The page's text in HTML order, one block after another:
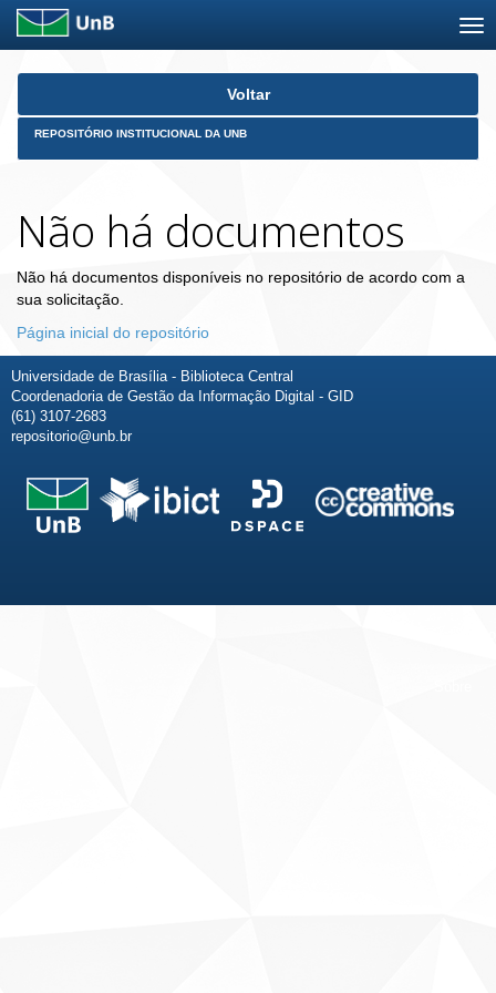
Skip
Voltar
REPOSITÓRIO INSTITUCIONAL DA UNB
Não há documentos
Não há documentos disponíveis no repositório de acordo com a
sua solicitação.
Página inicial do repositório
Universidade de Brasília - Biblioteca Central
Coordenadoria de Gestão da Informação Digital - GID
(61) 3107-2683
repositorio@unb.br